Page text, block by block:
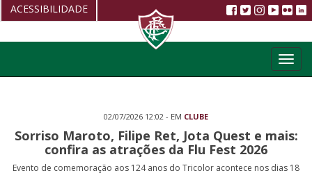
02/07/2026 12:02 - EM CLUBE
Sorriso Maroto, Filipe Ret, Jota Quest e mais:
confira as atrações da Flu Fest 2026
Evento de comemoração aos 124 anos do Tricolor acontece nos dias 18
ACESSIBILIDADE